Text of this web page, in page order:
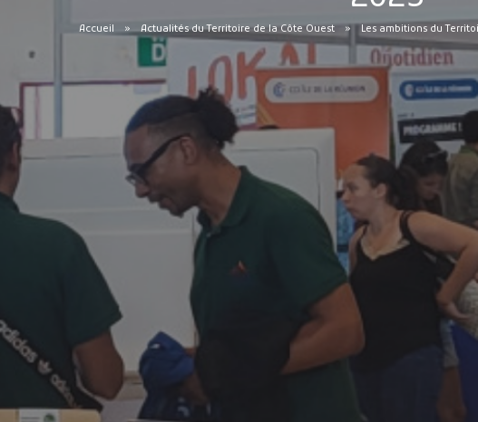
Accueil Actualités du Territoire de la Côte Ouest Les ambitions du